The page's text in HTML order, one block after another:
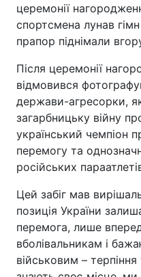
церемонії
спортсмена лунав
прапор піднімали
Після церемонії
відмовився
держави-агресорки,
загарбницьку війну
український чемпіон
перемогу та
російських
Цей забіг мав
позиція України
перемога, лише
вболівальникам і
військовим –